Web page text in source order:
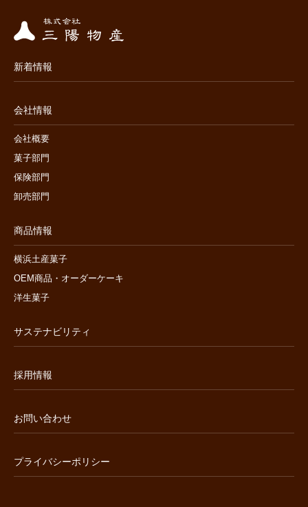
新着情報
会社情報
会社概要
菓子部門
保険部門
卸売部門
商品情報
横浜土産菓子
OEM商品・オーダーケーキ
洋生菓子
サステナビリティ
採用情報
お問い合わせ
プライバシーポリシー